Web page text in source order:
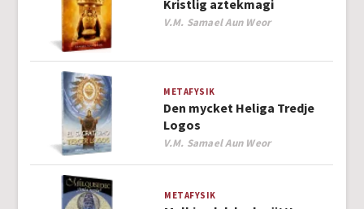
Kristlig aztekmagi
Author
V.M. Samael Aun Weor
METAFYSIK
Den mycket Heliga Tredje
Logos
Author
V.M. Samael Aun Weor
METAFYSIK